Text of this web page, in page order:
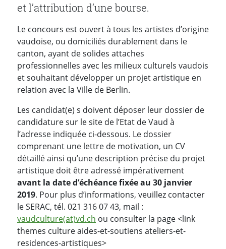
et l’attribution d’une bourse.
Le concours est ouvert à tous les artistes d’origine
vaudoise, ou domiciliés durablement dans le
canton, ayant de solides attaches
professionnelles avec les milieux culturels vaudois
et souhaitant développer un projet artistique en
relation avec la Ville de Berlin.
Les candidat(e) s doivent déposer leur dossier de
candidature sur le site de l’Etat de Vaud à
l’adresse indiquée ci-dessous. Le dossier
comprenant une lettre de motivation, un CV
détaillé ainsi qu’une description précise du projet
artistique doit être adressé impérativement
avant la date d’échéance fixée au 30 janvier
2019. Pour plus d’informations, veuillez contacter
le SERAC, tél. 021 316 07 43, mail :
vaudculture(at)vd.ch ou consulter la page <link
themes culture aides-et-soutiens ateliers-et-
residences-artistiques>